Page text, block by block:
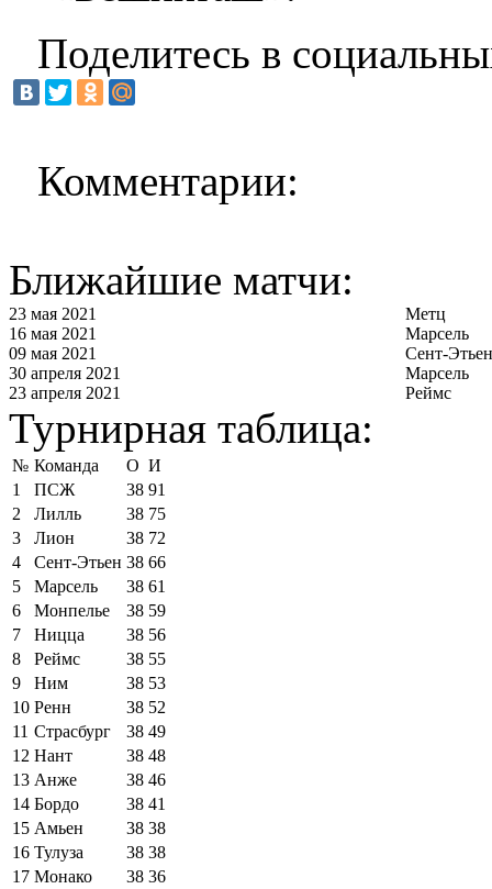
Поделитесь в
Комментарии:
Ближайшие матчи:
23 мая 2021
Метц
16 мая 2021
Марсель
09 мая 2021
Сент-Этьен
30 апреля 2021
Марсель
23 апреля 2021
Реймс
Турнирная таблица:
№ Команда О И
1
ПСЖ 38 91
2
Лилль 38 75
3
Лион 38 72
4
Сент-Этьен 38 66
5
Марсель 38 61
6
Монпелье 38 59
7
Ницца 38 56
8
Реймс 38 55
9
Ним 38 53
10 Ренн 38 52
11 Страсбург 38 49
12 Нант 38 48
13 Анже 38 46
14 Бордо 38 41
15 Амьен 38 38
16 Тулуза 38 38
17 Монако 38 36